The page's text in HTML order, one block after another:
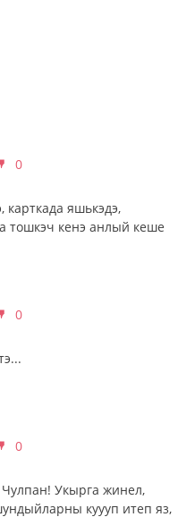
0
карткада яшькэдэ,
тошкэч кенэ анлый кеше
0
0
Чулпан! Укырга жинел,
куууп итеп яз,